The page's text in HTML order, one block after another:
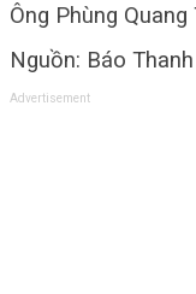
Ông Phùng
Nguồn: Báo
Advertisement